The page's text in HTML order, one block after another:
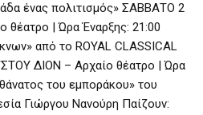
ένας πολιτισμός» ΣΑΒΒΑΤΟ 2
| Ώρα Έναρξης: 21:00
από το ROYAL CLASSICAL
ΔΙΟΝ – Αρχαίο θέατρο | Ώρα
του εμποράκου» του
Γιώργου Νανούρη Παίζουν: